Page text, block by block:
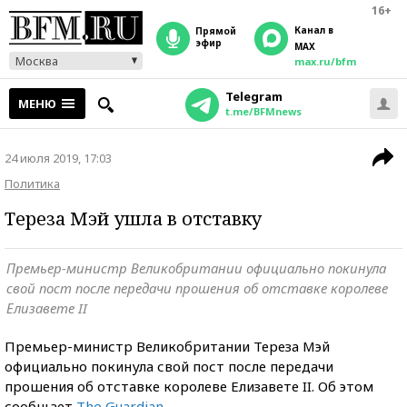
16+
Москва
прямой
эфир
Канал в
MAX
max.ru/bfm
МЕНЮ Telegram
t.me/BFMnews
24 июля 2019, 17:03
Политика
Тереза Мэй ушла в отставку
Премьер-министр Великобритании официально покинула
свой пост после передачи прошения об отставке королеве
Елизавете II
Премьер-министр Великобритании Тереза Мэй
официально покинула свой пост после передачи
прошения об отставке королеве Елизавете II. Об этом